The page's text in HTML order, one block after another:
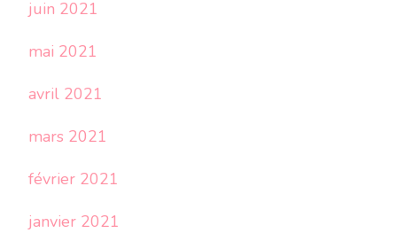
juin 2021
mai 2021
avril 2021
mars 2021
février 2021
janvier 2021